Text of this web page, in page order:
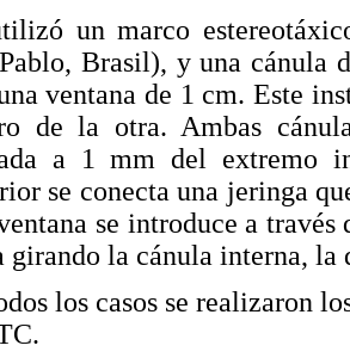
un marco
Brasil), y una cánula
ventana de 1 cm. Este
de la otra. Ambas
a 1 mm del extremo
se conecta una jeringa
se introduce a través
girando la cánula interna, la
los casos se realizaron